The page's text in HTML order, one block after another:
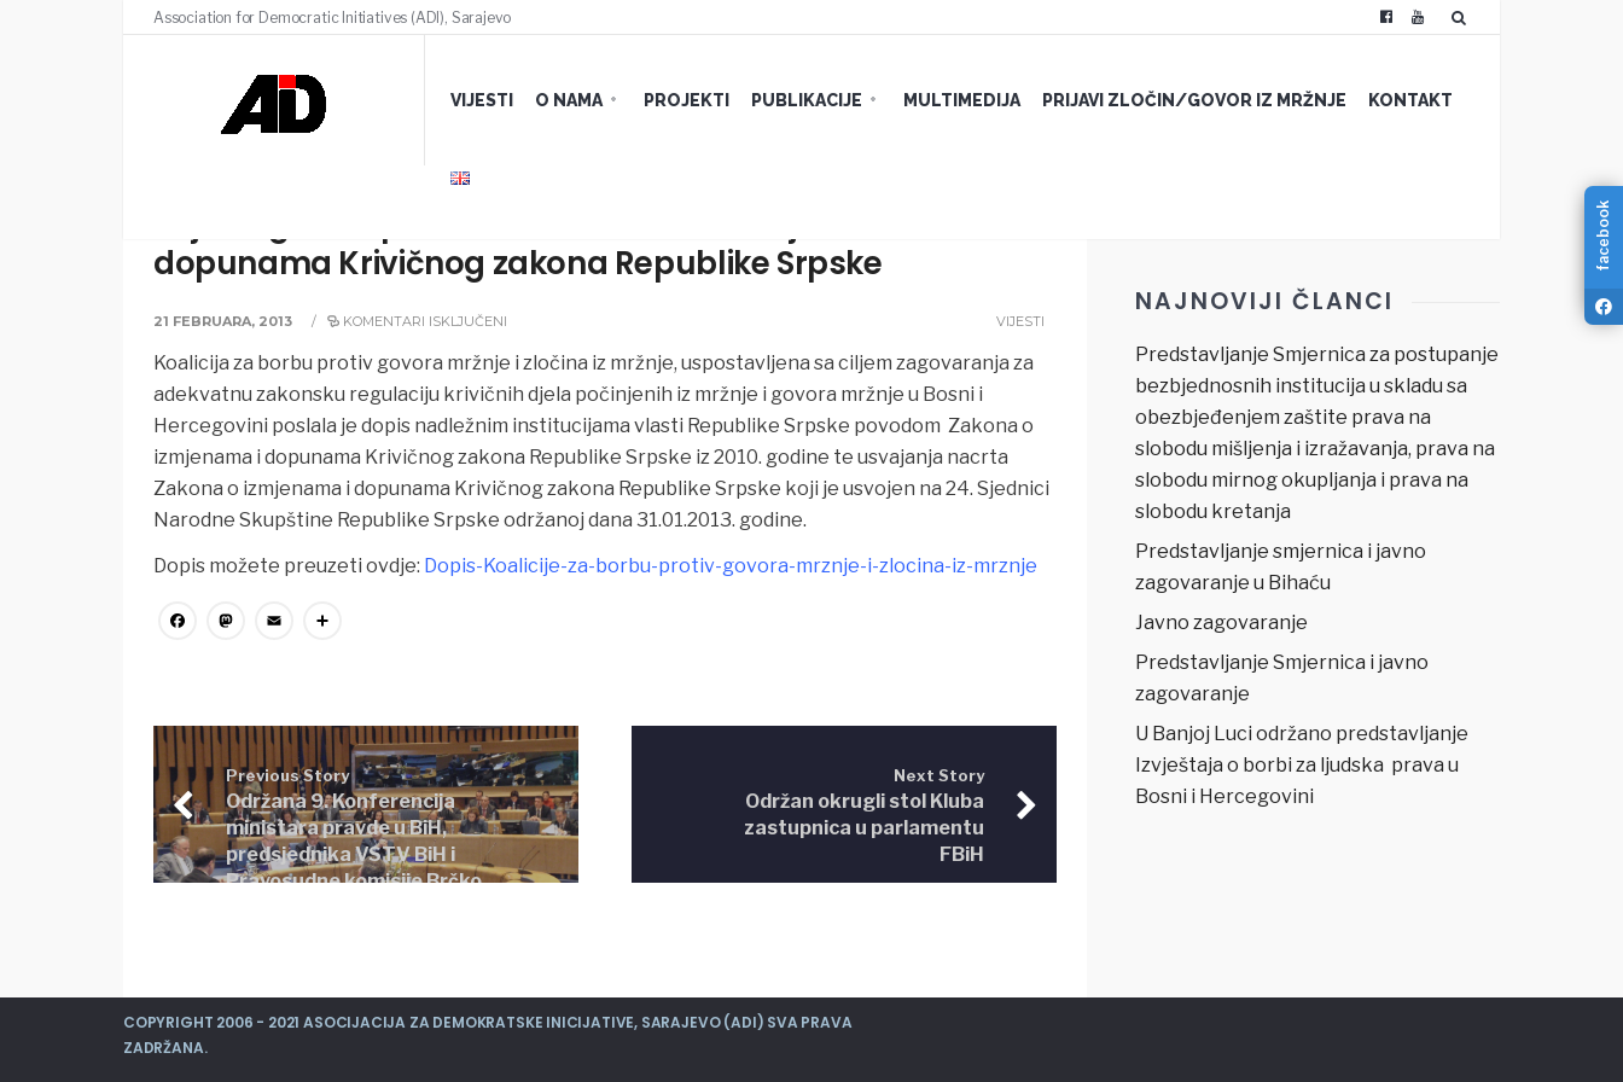
Association for Democratic Initiatives (ADI), Sarajevo
VIJESTI O NAMA PROJEKTI PUBLIKACIJE MULTIMEDIJA PRIJAVI ZLOČIN/GOVOR IZ MRŽNJE KONTAKT
dopunama Krivičnog zakona Republike Srpske
21 FEBRUARA, 2013 / KOMENTARI ISKLJUČENI VIJESTI
Koalicija za borbu protiv govora mržnje i zločina iz mržnje, uspostavljena sa ciljem zagovaranja za
adekvatnu zakonsku regulaciju krivičnih djela počinjenih iz mržnje i govora mržnje u Bosni i
Hercegovini poslala je dopis nadležnim institucijama vlasti Republike Srpske povodom Zakona o
izmjenama i dopunama Krivičnog zakona Republike Srpske iz 2010. godine te usvajanja nacrta
Zakona o izmjenama i dopunama Krivičnog zakona Republike Srpske koji je usvojen na 24. Sjednici
Narodne Skupštine Republike Srpske održanoj dana 31.01.2013. godine.
Dopis možete preuzeti ovdje: Dopis-Koalicije-za-borbu-protiv-govora-mrznje-i-zlocina-iz-mrznje
Facebook
Mastodon
Email
Previous Story
Održana 9. Konferencija
ministara pravde u BiH,
predsjednika VSTV BiH i
Pravosudne komisije Brčko
Next Story
Održan okrugli stol Kluba
zastupnica u parlamentu
FBiH
NAJNOVIJI ČLANCI
Predstavljanje Smjernica za postupanje
bezbjednosnih institucija u skladu sa
obezbjeđenjem zaštite prava na
slobodu mišljenja i izražavanja, prava na
slobodu mirnog okupljanja i prava na
slobodu kretanja
Predstavljanje smjernica i javno
zagovaranje u Bihaću
Javno zagovaranje
Predstavljanje Smjernica i javno
zagovaranje
U Banjoj Luci održano predstavljanje
Izvještaja o borbi za ljudska prava u
Bosni i Hercegovini
COPYRIGHT 2006 - 2021 ASOCIJACIJA ZA DEMOKRATSKE INICIJATIVE, SARAJEVO (ADI) SVA PRAVA
ZADRŽANA.
facebook